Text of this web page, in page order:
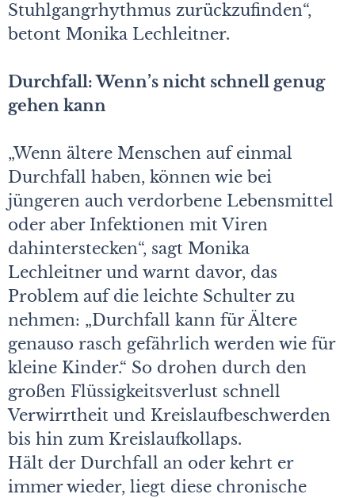
Stuhlgangrhythmus zurückzufinden“,
betont Monika Lechleitner.
Durchfall: Wenn’s nicht schnell genug
gehen kann
„Wenn ältere Menschen auf einmal
Durchfall haben, können wie bei
jüngeren auch verdorbene Lebensmittel
oder aber Infektionen mit Viren
dahinterstecken“, sagt Monika
Lechleitner und warnt davor, das
Problem auf die leichte Schulter zu
nehmen: „Durchfall kann für Ältere
genauso rasch gefährlich werden wie für
kleine Kinder.“ So drohen durch den
großen Flüssigkeitsverlust schnell
Verwirrtheit und Kreislaufbeschwerden
bis hin zum Kreislaufkollaps.
Hält der Durchfall an oder kehrt er
immer wieder, liegt diese chronische